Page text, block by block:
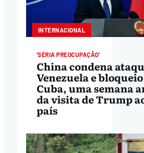
INTERNACIONAL
'SÉRIA PREOCUPAÇÃO'
China condena
Venezuela e
Cuba, uma semana
da visita de Trump
país